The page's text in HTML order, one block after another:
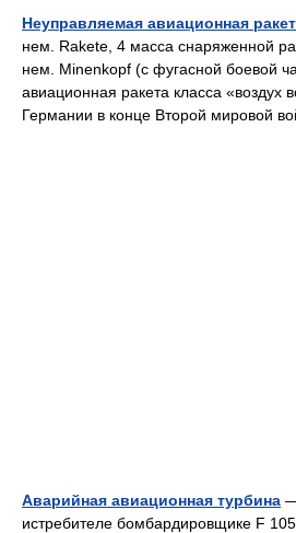
Неуправляемая авиационная
нем. Rakete, 4 масса снаряженной
нем. Minenkopf (с фугасной боевой
авиационная ракета класса «воздух
Германии в конце Второй мировой
Аварийная авиационная турбина
истребителе бомбардировщике F